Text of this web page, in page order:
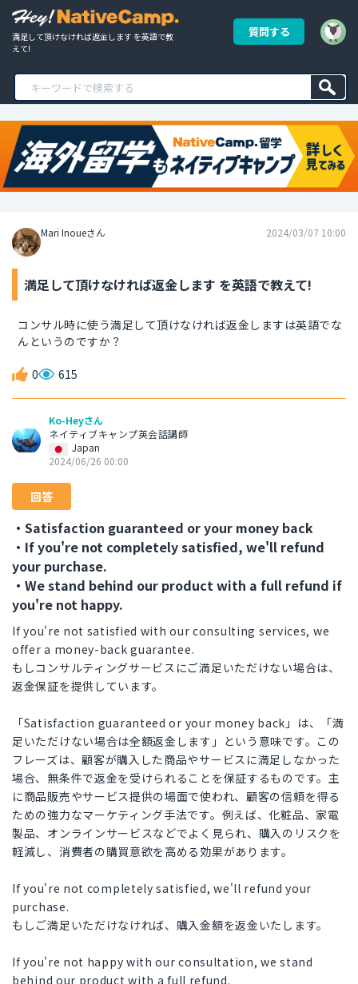
満足して頂けなければ返金します を英語で教
えて!
質問する
Mari Inoueさん 2024/03/07 10:00
満足して頂けなければ返金します を英語で教えて!
コンサル時に使う満足して頂けなければ返金しますは英語でな
んというのですか？
0 615
Ko-Heyさん
ネイティブキャンプ英会話講師
Japan
2024/06/26 00:00
回答
・Satisfaction guaranteed or your money back
・If you're not completely satisfied, we'll refund
your purchase.
・We stand behind our product with a full refund if
you're not happy.
If you're not satisfied with our consulting services, we
offer a money-back guarantee.
もしコンサルティングサービスにご満足いただけない場合は、
返金保証を提供しています。
「Satisfaction guaranteed or your money back」は、「満
足いただけない場合は全額返金します」という意味です。この
フレーズは、顧客が購入した商品やサービスに満足しなかった
場合、無条件で返金を受けられることを保証するものです。主
に商品販売やサービス提供の場面で使われ、顧客の信頼を得る
ための強力なマーケティング手法です。例えば、化粧品、家電
製品、オンラインサービスなどでよく見られ、購入のリスクを
軽減し、消費者の購買意欲を高める効果があります。
If you're not completely satisfied, we'll refund your
purchase.
もしご満足いただけなければ、購入金額を返金いたします。
If you're not happy with our consultation, we stand
behind our product with a full refund.